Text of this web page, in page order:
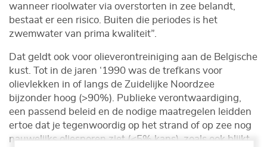
wanneer rioolwater via overstorten in zee belandt,
bestaat er een risico. Buiten die periodes is het
zwemwater van prima kwaliteit”.
Dat geldt ook voor olieverontreiniging aan de Belgische
kust. Tot in de jaren ‘1990 was de trefkans voor
olievlekken in of langs de Zuidelijke Noordzee
bijzonder hoog (>90%). Publieke verontwaardiging,
een passend beleid en de nodige maatregelen leidden
ertoe dat je tegenwoordig op het strand of op zee nog
nauwelijks oliesporen ziet (<5% kans), zoals ook blijkt